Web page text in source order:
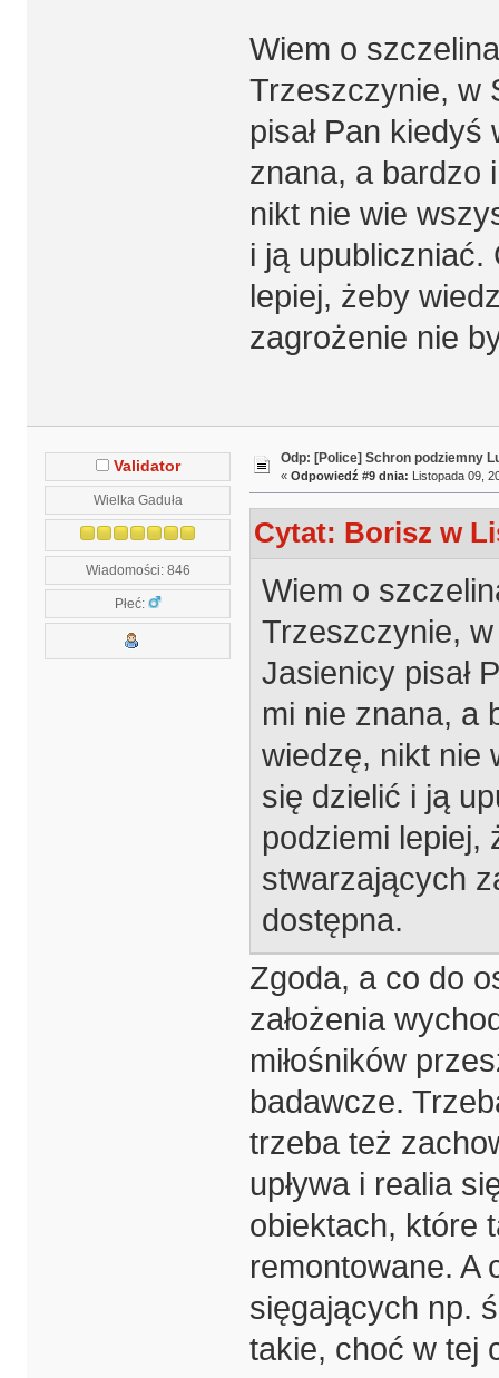
Wiem o
Trzeszczynie, w
pisał Pan
znana, a bardzo
nikt nie wie
i ją
lepiej, żeby
zagrożenie nie
Validator
Wielka Gaduła
Wiadomości: 846
Płeć:
Odp: [Police] Schron podziemny
« Odpowiedź #9 dnia: Listopada 09,
Cytat: Borisz w
Wiem o
Trzeszczynie,
Jasienicy pisał
mi nie znana, a
wiedzę, nikt nie
się dzielić i ją
podziemi lepiej,
stwarzających
dostępna.
Zgoda, a co do
założenia
miłośników
badawcze.
trzeba też
upływa i realia
obiektach, które
remontowane. A
sięgających np.
takie, choć w tej